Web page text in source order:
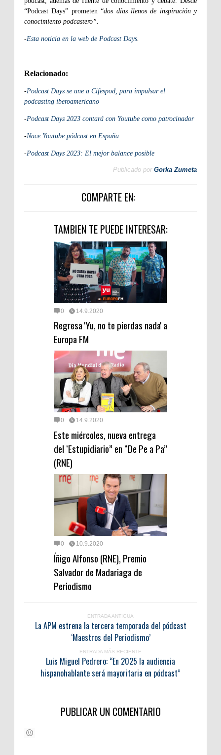
“Podcast Days” prometen “dos días llenos de inspiración y
conocimiento podcastero”.
-Esta noticia en la web de Podcast Days
Relacionado:
-Podcast Days se une a Cifespod, para impulsar el
podcasting iberoamericano
-Podcast Days 2023 contará con Youtube como patrocinador
-Nace Youtube pódcast en España
-Podcast Days 2023: El mejor balance posible
Publicado por Gorka Zumeta
COMPARTE EN:
TAMBIEN TE PUEDE INTERESAR:
0 14.9.2020
Regresa 'Yu, no te pierdas nada' a
Europa FM
0 14.9.2020
Este miércoles, nueva entrega
del ‘Estupidiario” en “De Pe a Pa”
(RNE)
0 10.9.2020
Íñigo Alfonso (RNE), Premio
Salvador de Madariaga de
Periodismo
ENTRADA ANTIGUA
La APM estrena la tercera temporada del pódcast
‘Maestros del Periodismo’
ENTRADA MÁS RECIENTE
Luis Miguel Pedrero: “En 2025 la audiencia
hispanohablante será mayoritaria en pódcast”
PUBLICAR UN COMENTARIO